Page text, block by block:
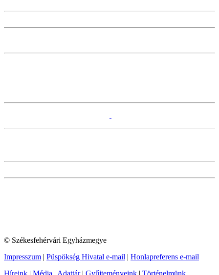
© Székesfehérvári Egyházmegye
Impresszum | Püspökség Hivatal e-mail | Honlapreferens e-mail
Híreink | Média | Adattár| Gyűjteményeink | Történelmünk